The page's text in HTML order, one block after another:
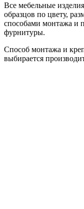
Все мебельные
образцов по цвету,
способами монтажа и
фурнитуры.
Способ монтажа и
выбирается